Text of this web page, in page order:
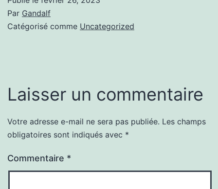
Par Gandalf
Catégorisé comme Uncategorized
Laisser un commentaire
Votre adresse e-mail ne sera pas publiée. Les champs
obligatoires sont indiqués avec *
Commentaire *